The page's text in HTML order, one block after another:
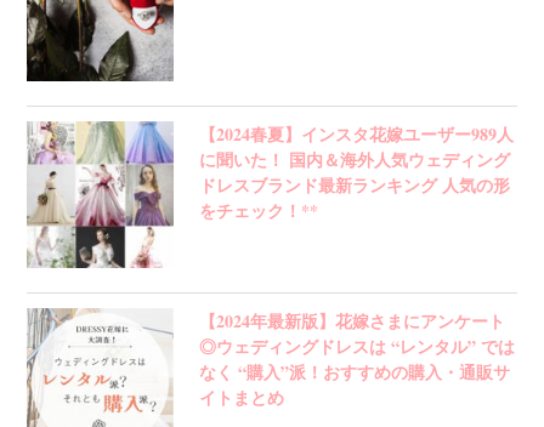
【2024春夏】インスタ花嫁ユーザー989人
に聞いた！ 国内＆海外人気ウェディング
ドレスブランド最新ランキング 人気の形
をチェック！**
【2024年最新版】花嫁さまにアンケート
◎ウェディングドレスは “レンタル” では
なく “購入”派！おすすめの購入・通販サ
イトまとめ